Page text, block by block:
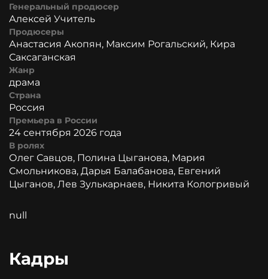
Генеральный продюсер
Алексей Учитель
Продюсеры
Анастасия Акопян, Максим Рогальский, Кира
Саксаганская
Жанр
драма
Страна
Россия
Премьера в России
24 сентября 2026 года
В ролях
Олег Савцов, Полина Цыганова, Мария
Смольникова, Дарья Балабанова, Евгений
Цыганов, Лев Зулькарнаев, Никита Кологривый
null
Кадры